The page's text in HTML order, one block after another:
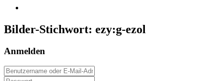
Bilder-Stichwort: ezy:g-ezol
Anmelden